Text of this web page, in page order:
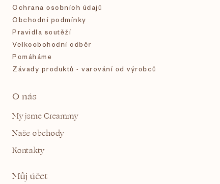
Ochrana osobních údajů
Obchodní podmínky
Pravidla soutěží
Velkoobchodní odběr
Pomáháme
Závady produktů - varování od výrobců
O nás
My jsme Creammy
Naše obchody
Kontakty
Můj účet